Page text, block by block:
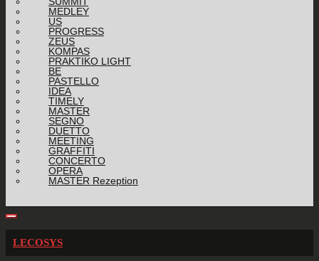
MEDLEY
US
PROGRESS
ZEUS
KOMPAS
PRAKTIKO LIGHT
BE
PASTELLO
IDEA
TIMELY
MASTER
SEGNO
DUETTO
MEETING
GRAFFITI
CONCERTO
OPERA
MASTER Rezeption
LECOSYS